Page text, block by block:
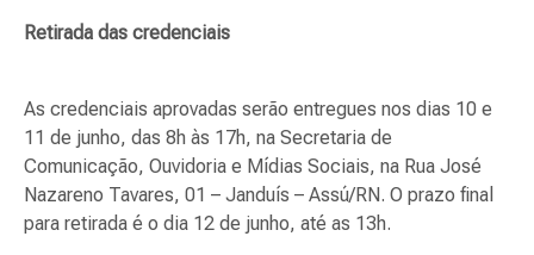
Retirada das credenciais
As credenciais aprovadas serão entregues nos dias 10 e
11 de junho, das 8h às 17h, na Secretaria de
Comunicação, Ouvidoria e Mídias Sociais, na Rua José
Nazareno Tavares, 01 – Janduís – Assú/RN. O prazo final
para retirada é o dia 12 de junho, até as 13h.